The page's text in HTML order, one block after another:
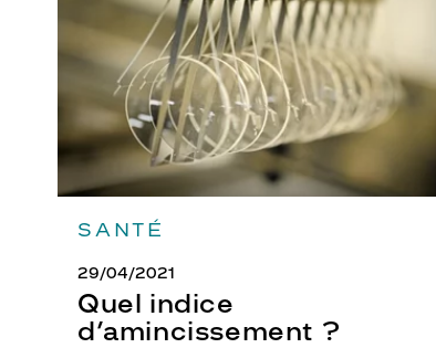
SANTÉ
29/04/2021
Quel indice
d’amincissement ?